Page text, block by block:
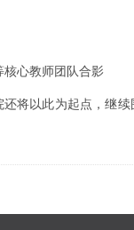
心教师团队合影
将以此为起点，继